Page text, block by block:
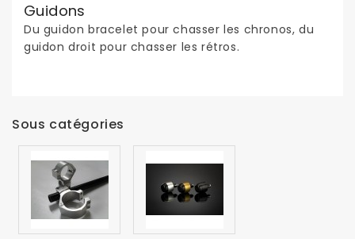
Guidons
Du guidon bracelet pour chasser les chronos, du
guidon droit pour chasser les rétros.
Sous catégories